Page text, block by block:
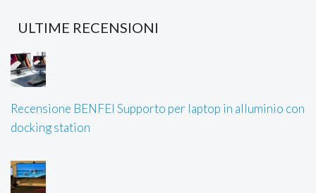
ULTIME RECENSIONI
Recensione BENFEI Supporto per laptop in alluminio con
docking station